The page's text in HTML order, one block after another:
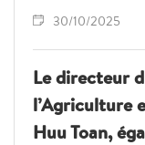
30/10/2025
Le directeur
l’Agriculture
Huu Toan,